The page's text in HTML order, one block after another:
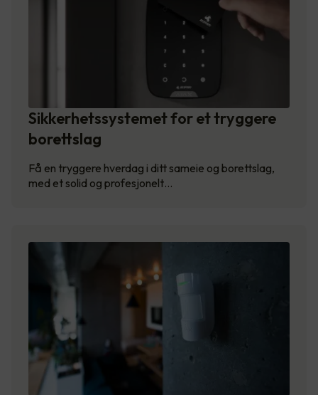
Sikkerhetssystemet for et tryggere
borettslag
Få en tryggere hverdag i ditt sameie og borettslag,
med et solid og profesjonelt…